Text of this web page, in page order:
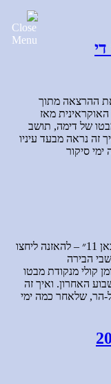
ההרצאה מתוך
מאז
של דימה, תושב
זה נראה מבעד עיניו
סיקור
7 ימים בקייב בלוג בהשראת פודקאסט של ״כאן 11״ – להאזנה ליחצו
הבירה
קולי מנקודת מבטו
האחרון. ואיך זה
הר, שלאחר כמה ימי